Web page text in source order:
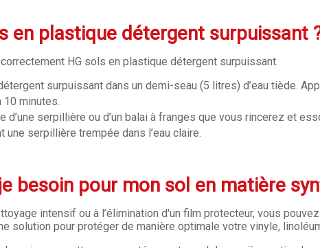
en plastique détergent surpuissant
HG sols en plastique détergent surpuissant.
surpuissant dans un demi-seau (5 litres) d’eau tiède.
10 minutes.
d’une serpillière ou d’un balai à franges que vous rincerez et
serpillière trempée dans l’eau claire.
besoin pour mon sol en matière
intensif ou à l’élimination d'un film protecteur, vous
solution pour protéger de manière optimale votre vinyle,